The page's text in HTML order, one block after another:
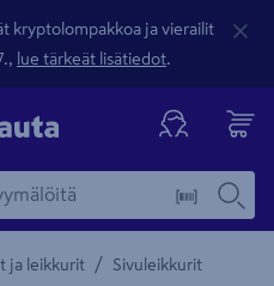
kryptolompakkoa ja vierailit
lue tärkeät lisätiedot.
ja leikkurit / Sivuleikkurit